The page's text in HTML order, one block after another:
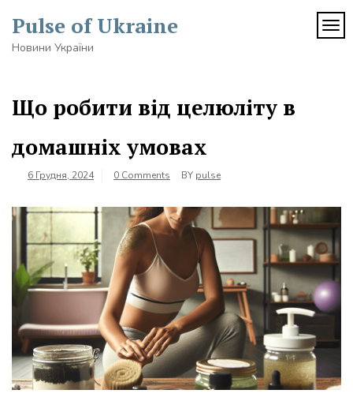
content
Pulse of Ukraine
Новини України
Що робити від целюліту в
домашніх умовах
6 Грудня, 2024 0 Comments BY pulse